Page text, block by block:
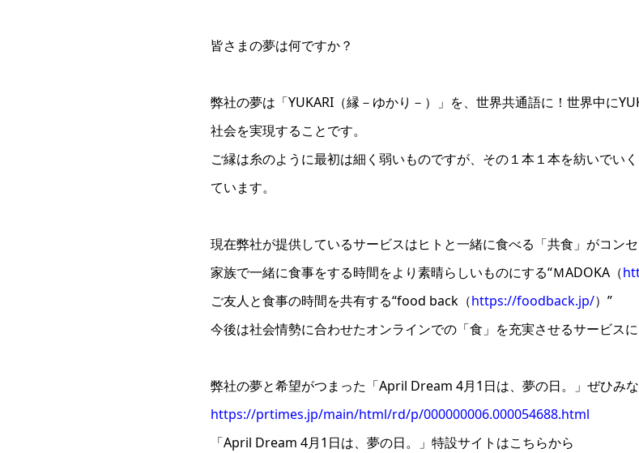
皆さまの夢は何ですか？
弊社の夢は「YUKARI（縁－ゆかり－）」を、世界共通語に！世界中に
社会を実現することです。
ご縁は糸のように最初は細く弱いものですが、その１本１本を紡いでい
ています。
現在弊社が提供しているサービスはヒトと一緒に食べる「共食」がコンセ
家族で一緒に食事をする時間をより素晴らしいものにする“ＭADOKA（
ご友人と食事の時間を共有する“food back（https://foodback.jp/）”
今後は社会情勢に合わせたオンラインでの「食」を充実させるサービスに
弊社の夢と希望がつまった「April Dream 4月1日は、夢の日。」ぜひみな
https://prtimes.jp/main/html/rd/p/000000006.000054688.html
「April Dream 4月1日は、夢の日。」特設サイトはこちらから